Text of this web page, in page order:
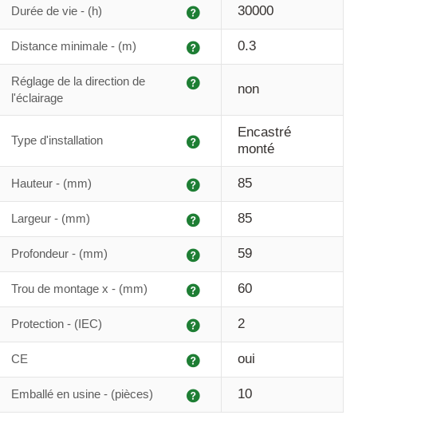
Explication
Durée de vie - (h) 30000
Explication
Distance minimale - (m) 0.3
Réglage de la direction de
l'éclairage
non
Explication
Type d'installation
Encastré
monté
Explication
Hauteur - (mm) 85
Explication
Largeur - (mm) 85
Explication
Profondeur - (mm) 59
Explication
Trou de montage x - (mm) 60
Explication
Protection - (IEC) 2
Explication
CE oui
Explication
Emballé en usine - (pièces) 10